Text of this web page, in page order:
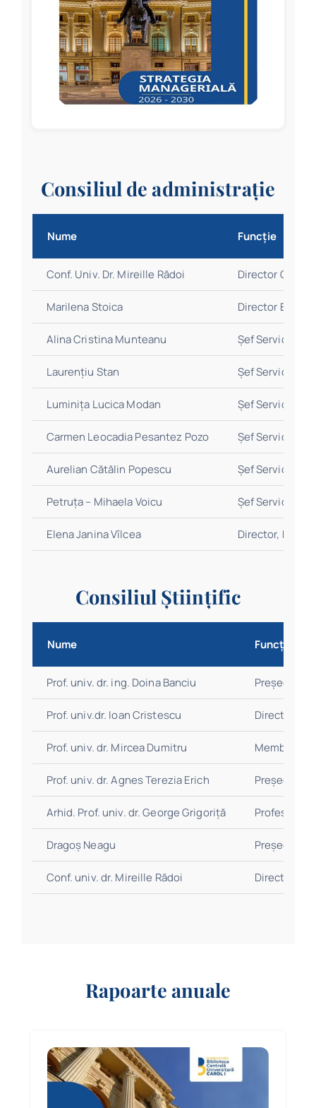
Consiliul de administrație
Nume Funcție
Conf. Univ. Dr. Mireille Rădoi Director
Marilena Stoica Director
Alina Cristina Munteanu Șef Serviciu
Laurențiu Stan Șef Serviciu
Luminița Lucica Modan Șef Serviciu
Carmen Leocadia Pesantez Pozo Șef Serviciu
Aurelian Cătălin Popescu Șef Serviciu
Petruța – Mihaela Voicu Șef Serviciu
Elena Janina Vîlcea Director,
Consiliul Științific
Nume Funcție
Prof. univ. dr. ing. Doina Banciu Președinte
Prof. univ.dr. Ioan Cristescu Director
Prof. univ. dr. Mircea Dumitru Membru
Prof. univ. dr. Agnes Terezia Erich Președinte
Arhid. Prof. univ. dr. George Grigoriță Profesor
Dragoș Neagu Președinte
Conf. univ. dr. Mireille Rădoi Director
Rapoarte anuale